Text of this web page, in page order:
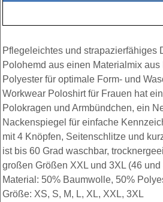
Pflegeleichtes und strapazierfähiges
Polohemd aus einen Materialmix
Polyester für optimale Form- und
Workwear Poloshirt für Frauen hat
Polokragen und Armbündchen, ein
Nackenspiegel für einfache
mit 4 Knöpfen, Seitenschlitze und
ist bis 60 Grad waschbar,
großen Größen XXL und 3XL (46 und
Material: 50% Baumwolle, 50%
Größe: XS, S, M, L, XL, XXL, 3XL